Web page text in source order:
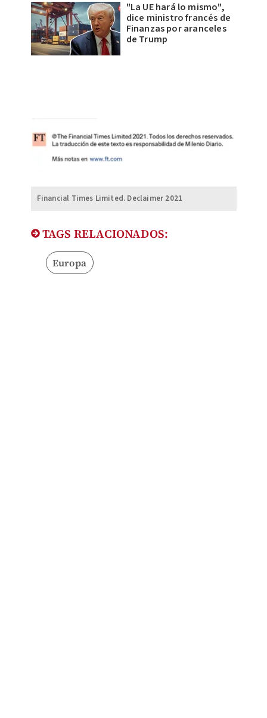
"La UE hará lo mismo",
dice ministro francés de
Finanzas por aranceles
de Trump
Financial Times Limited. Declaimer 2021
TAGS RELACIONADOS:
Europa